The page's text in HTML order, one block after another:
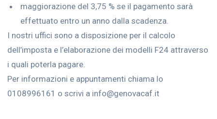
maggiorazione del 3,75 % se il pagamento sarà
effettuato entro un anno dalla scadenza.
I nostri uffici sono a disposizione per il calcolo
dell’imposta e l’elaborazione dei modelli F24 attraverso
i quali poterla pagare.
Per informazioni e appuntamenti chiama lo
0108996161 o scrivi a info@genovacaf.it